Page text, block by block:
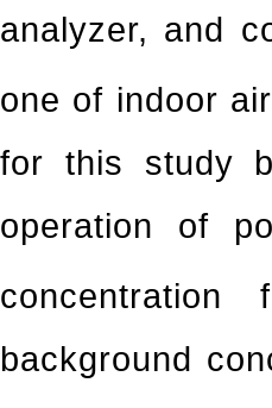
analyzer, and
one of indoor
for this study
operation of
background